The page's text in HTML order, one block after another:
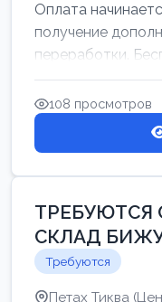
Оплата
получение
переработки.
проживан...
108 просмотров
ТРЕБУЮТСЯ
СКЛАД
Требуются
Петах Тиква